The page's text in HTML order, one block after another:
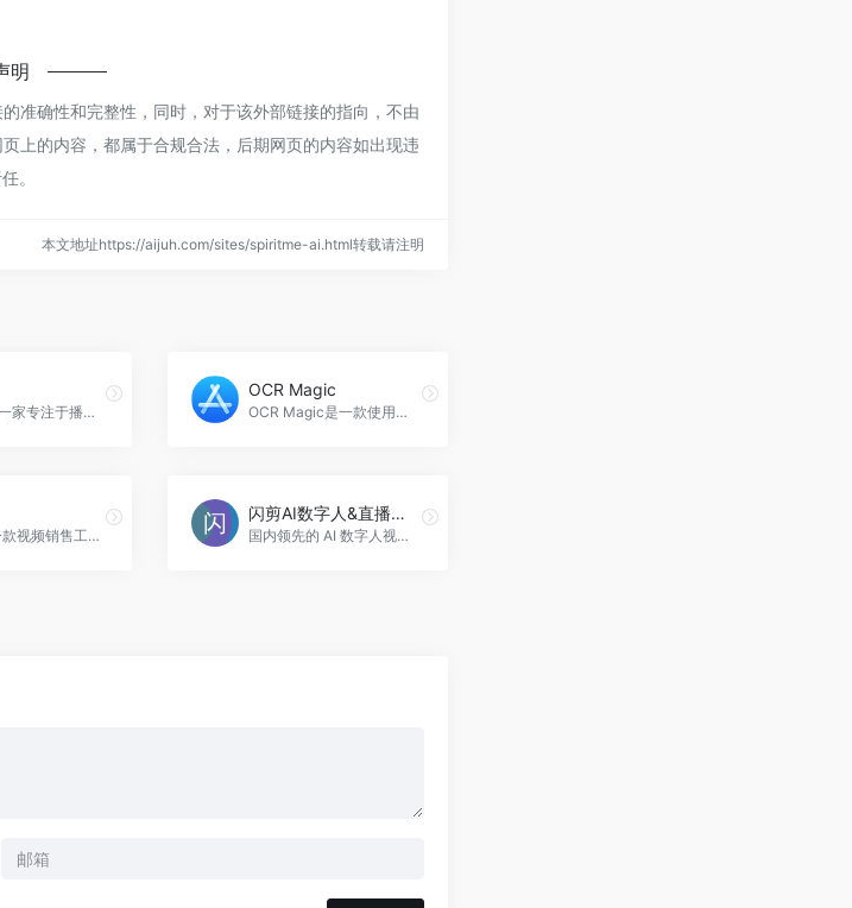
明
准确性和完整性，同时，对于该外部链接的指向，不由
上的内容，都属于合规合法，后期网页的内容如出现违
。
本文地址https://aijuh.com/sites/spiritme-ai.html转载请注明
Voxnest是一家专注于播客解决方案的音频技术公司，提供一系列创新的工具和服务，帮助用户轻松创建、发布和管理自己的播客节目，Voxnest官网入口网址
OCR Magic
OCR Magic是一款使用特定语言开发的文本识别应用程序。它可以将印刷体的文本转化为可编辑的电子格式文本或数字化文本，并应用于许多场合，以简化人们的工作负担，OCR Magic官网入口网址
Potion是一款视频销售工具，通过个性化视频帮助销售人员提高回应率和预约会议率，增加销售机会和品牌曝光，Potion官网入口网址
闪剪AI数字人&直播切片
国内领先的 AI 数字人视频在线创作平台。